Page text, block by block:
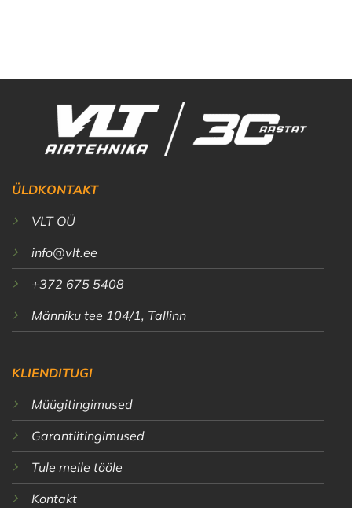
ÜLDKONTAKT
VLT OÜ
info@vlt.ee
+372 675 5408
Männiku tee 104/1, Tallinn
KLIENDITUGI
Müügitingimused
Garantiitingimused
Tule meile tööle
Kontakt